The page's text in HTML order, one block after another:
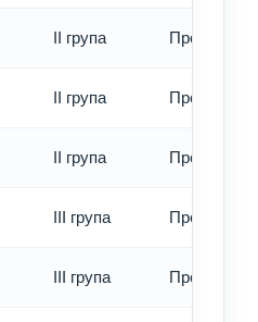
II група Превод -
II група Превод -
II група Превод -
III група Превод -
III група Превод -